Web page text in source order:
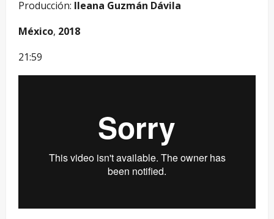
Producción: Ileana Guzmán Dávila
México, 2018
21:59